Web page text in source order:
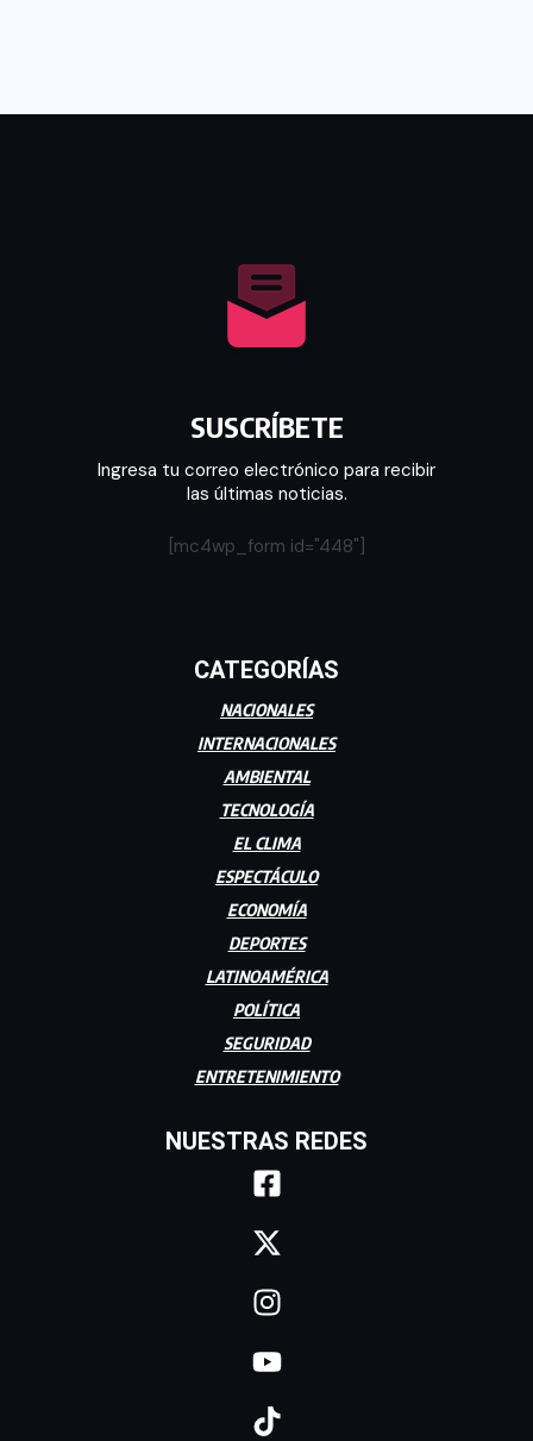
SUSCRÍBETE
Ingresa tu correo electrónico para recibir
las últimas noticias.
[mc4wp_form id="448"]
CATEGORÍAS
NACIONALES
INTERNACIONALES
AMBIENTAL
TECNOLOGÍA
EL CLIMA
ESPECTÁCULO
ECONOMÍA
DEPORTES
LATINOAMÉRICA
POLÍTICA
SEGURIDAD
ENTRETENIMIENTO
NUESTRAS REDES